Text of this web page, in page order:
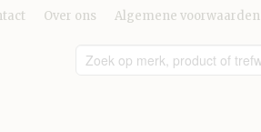
Over ons Algemene voorwaarden